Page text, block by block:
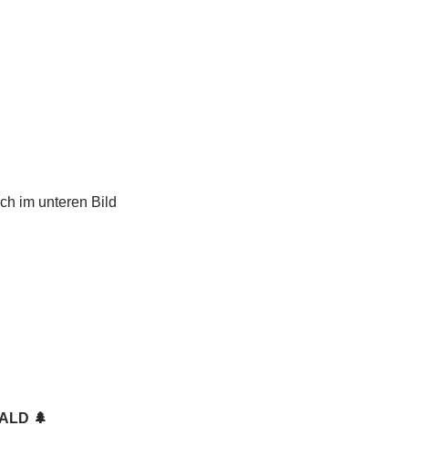
im unteren Bild
🌲